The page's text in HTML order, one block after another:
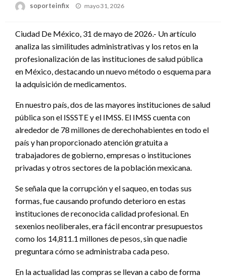
soporteinfix
Publicado
mayo 31, 2026
Ciudad De México, 31 de mayo de 2026.- Un artículo
analiza las similitudes administrativas y los retos en la
profesionalización de las instituciones de salud pública
en México, destacando un nuevo método o esquema para
la adquisición de medicamentos.
En nuestro país, dos de las mayores instituciones de salud
pública son el ISSSTE y el IMSS. El IMSS cuenta con
alrededor de 78 millones de derechohabientes en todo el
país y han proporcionado atención gratuita a
trabajadores de gobierno, empresas o instituciones
privadas y otros sectores de la población mexicana.
Se señala que la corrupción y el saqueo, en todas sus
formas, fue causando profundo deterioro en estas
instituciones de reconocida calidad profesional. En
sexenios neoliberales, era fácil encontrar presupuestos
como los 14,811.1 millones de pesos, sin que nadie
preguntara cómo se administraba cada peso.
En la actualidad las compras se llevan a cabo de forma